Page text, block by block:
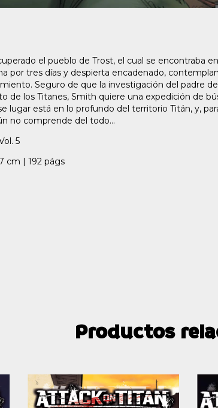
el pueblo de Trost, el cual se encontraba
por tres días y despierta encadenado,
Seguro de que la investigación del padre
de los Titanes, Smith quiere una expedición de
lugar está en lo profundo del territorio Titán, y,
no comprende del todo…
5
cm | 192 págs
Productos